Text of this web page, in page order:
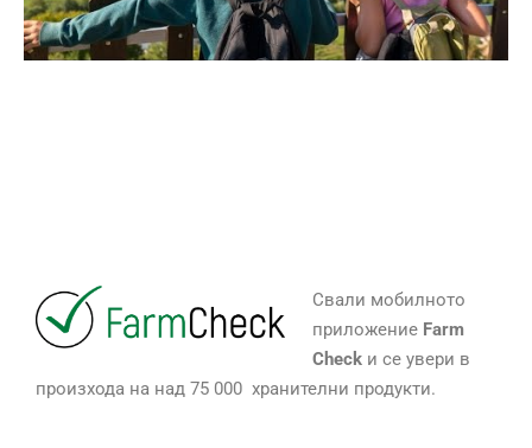
Свали мобилното
приложение Farm
Checkи се увери в
произхода на над 75 000 хранителни продукти.